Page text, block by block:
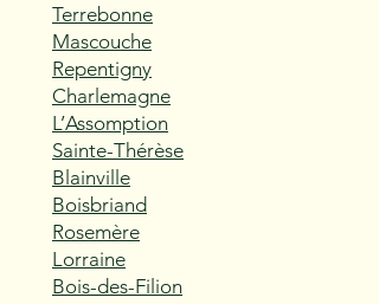
Terrebonne
Mascouche
Repentigny
Charlemagne
L’Assomption
Sainte-Thérèse
Blainville
Boisbriand
Rosemère
Lorraine
Bois-des-Filion